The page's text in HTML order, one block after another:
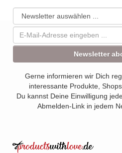
Newsletter
Gerne informieren wir Dich
interessante Produkte,
Du kannst Deine Einwilligung
Abmelden-Link in jedem